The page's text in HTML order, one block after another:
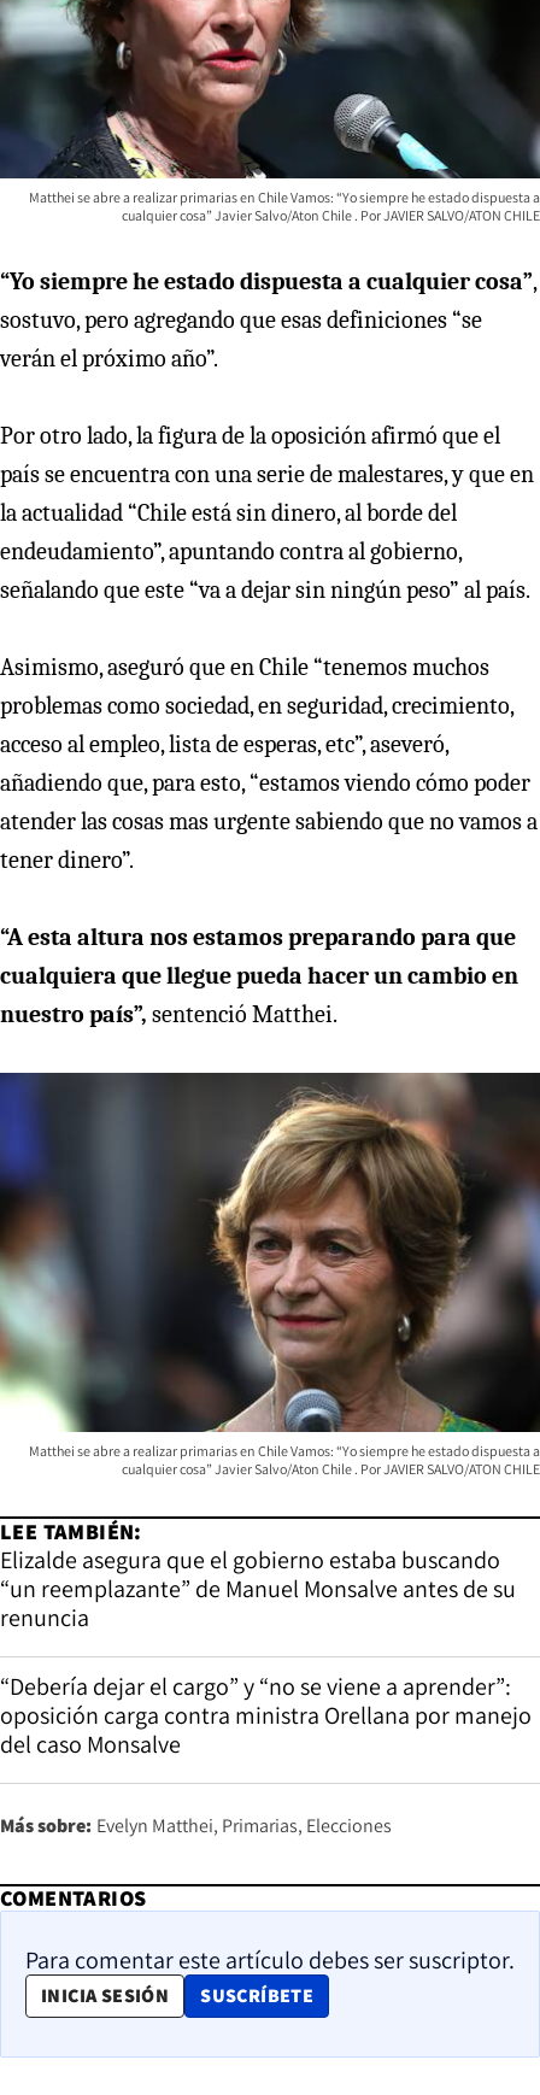
Matthei se abre a realizar primarias en Chile Vamos: “Yo siempre he estado dispuesta a
cualquier cosa” Javier Salvo/Aton Chile
JAVIER SALVO/ATON CHILE
“Yo siempre he estado dispuesta a cualquier cosa”,
sostuvo, pero agregando que esas definiciones “se
verán el próximo año”.
Por otro lado, la figura de la oposición afirmó que el
país se encuentra con una serie de malestares, y que en
la actualidad “Chile está sin dinero, al borde del
endeudamiento”, apuntando contra al gobierno,
señalando que este “va a dejar sin ningún peso” al país.
Asimismo, aseguró que en Chile “tenemos muchos
problemas como sociedad, en seguridad, crecimiento,
acceso al empleo, lista de esperas, etc”, aseveró,
añadiendo que, para esto, “estamos viendo cómo poder
atender las cosas mas urgente sabiendo que no vamos a
tener dinero”.
“A esta altura nos estamos preparando para que
cualquiera que llegue pueda hacer un cambio en
nuestro país”, sentenció Matthei.
Matthei se abre a realizar primarias en Chile Vamos: “Yo siempre he estado dispuesta a
cualquier cosa” Javier Salvo/Aton Chile
JAVIER SALVO/ATON CHILE
LEE TAMBIÉN:
Elizalde asegura que el gobierno estaba buscando
“un reemplazante” de Manuel Monsalve antes de su
renuncia
“Debería dejar el cargo” y “no se viene a aprender”:
oposición carga contra ministra Orellana por manejo
del caso Monsalve
Más sobre: Evelyn Matthei Primarias Elecciones
COMENTARIOS
Para comentar este artículo debes ser suscriptor.
INICIA SESIÓN SUSCRÍBETE
OPENS IN NEW WINDOW